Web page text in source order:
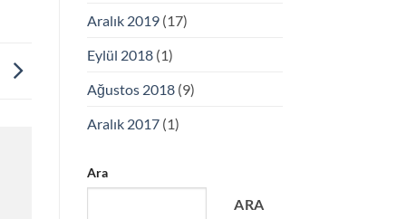
Aralık 2019(17)
Eylül 2018(1)
Ağustos 2018(9)
Aralık 2017(1)
Ara
ARA